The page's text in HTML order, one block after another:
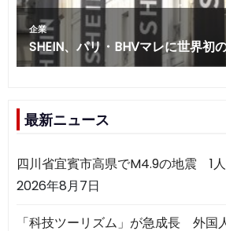
最新ニュース
四川省宜賓市高県でM4.9の地震 1
2026年8月7日
「科技ツーリズム」が急成長 外国